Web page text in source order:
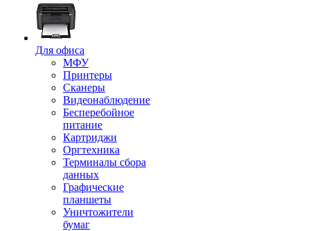
Для офиса
МФУ
Принтеры
Сканеры
Видеонаблюдение
Бесперебойное
питание
Картриджи
Оргтехника
Терминалы сбора
данных
Графические
планшеты
Уничтожители
бумаг